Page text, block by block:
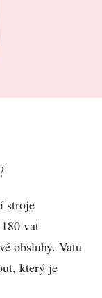
stroje
vat
obsluhy. Vatu
který je